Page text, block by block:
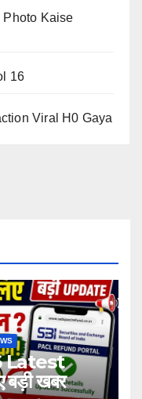
Photo Kaise
16
Viral H0 Gaya
Latest
खबर